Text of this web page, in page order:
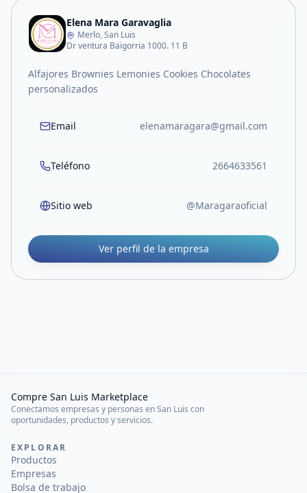
Elena Mara Garavaglia
Merlo, San Luis
Dr ventura Baigorria 1000. 11 B
Alfajores Brownies Lemonies Cookies Chocolates
personalizados
Email elenamaragara@gmail.com
Teléfono 2664633561
Sitio web @Maragaraoficial
Ver perfil de la empresa
Compre San Luis Marketplace
Conectamos empresas y personas en San Luis con
oportunidades, productos y servicios.
EXPLORAR
Productos
Empresas
Bolsa de trabajo